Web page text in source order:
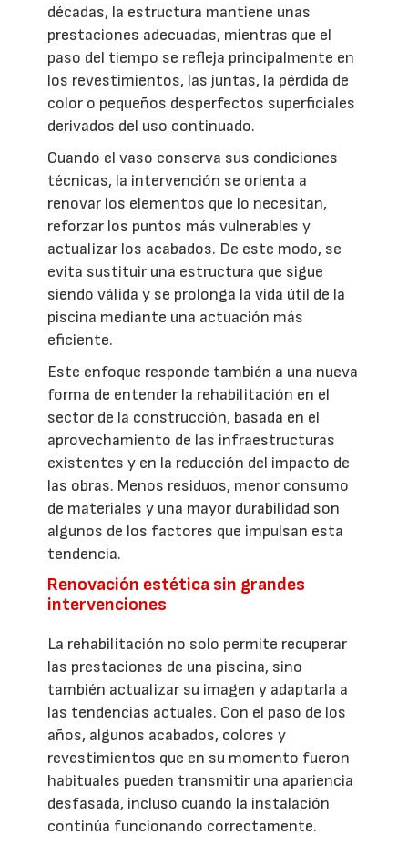
décadas, la estructura mantiene unas
prestaciones adecuadas, mientras que el
paso del tiempo se refleja principalmente en
los revestimientos, las juntas, la pérdida de
color o pequeños desperfectos superficiales
derivados del uso continuado.
Cuando el vaso conserva sus condiciones
técnicas, la intervención se orienta a
renovar los elementos que lo necesitan,
reforzar los puntos más vulnerables y
actualizar los acabados. De este modo, se
evita sustituir una estructura que sigue
siendo válida y se prolonga la vida útil de la
piscina mediante una actuación más
eficiente.
Este enfoque responde también a una nueva
forma de entender la rehabilitación en el
sector de la construcción, basada en el
aprovechamiento de las infraestructuras
existentes y en la reducción del impacto de
las obras. Menos residuos, menor consumo
de materiales y una mayor durabilidad son
algunos de los factores que impulsan esta
tendencia.
Renovación estética sin grandes
intervenciones
La rehabilitación no solo permite recuperar
las prestaciones de una piscina, sino
también actualizar su imagen y adaptarla a
las tendencias actuales. Con el paso de los
años, algunos acabados, colores y
revestimientos que en su momento fueron
habituales pueden transmitir una apariencia
desfasada, incluso cuando la instalación
continúa funcionando correctamente.